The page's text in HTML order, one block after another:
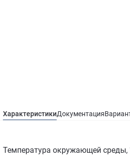
ХарактеристикиДокументация
Температура окружающей среды,